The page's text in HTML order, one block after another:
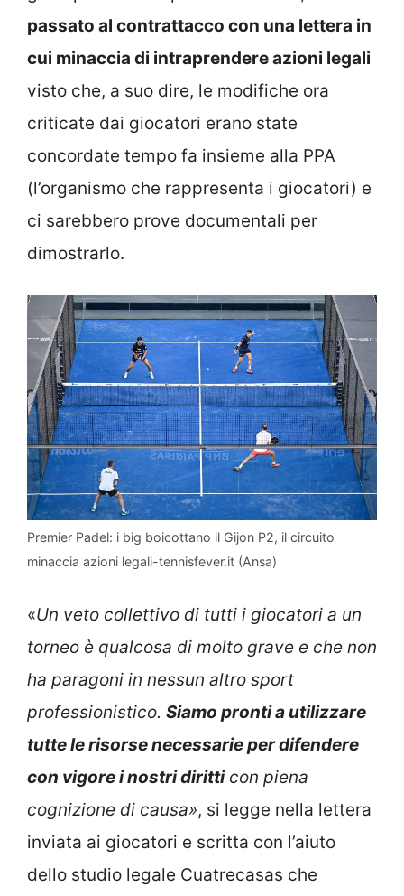
passato al contrattacco con una lettera in
cui minaccia di intraprendere azioni legali
visto che, a suo dire, le modifiche ora
criticate dai giocatori erano state
concordate tempo fa insieme alla PPA
(l’organismo che rappresenta i giocatori) e
ci sarebbero prove documentali per
dimostrarlo.
Premier Padel: i big boicottano il Gijon P2, il circuito
minaccia azioni legali-tennisfever.it (Ansa)
«Un veto collettivo di tutti i giocatori a un
torneo è qualcosa di molto grave e che non
ha paragoni in nessun altro sport
professionistico. Siamo pronti a utilizzare
tutte le risorse necessarie per difendere
con vigore i nostri diritticon piena
cognizione di causa», si legge nella lettera
inviata ai giocatori e scritta con l’aiuto
dello studio legale Cuatrecasas che